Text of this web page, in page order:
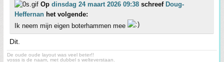
Op dinsdag 24 maart 2026 09:38 schreef Doug-
Heffernan het volgende:
Ik neem mijn eigen boterhammen mee
Dit.
De oude oude layout was veel beter!!
vosss is de naam, met dubbel s welteverstaan.